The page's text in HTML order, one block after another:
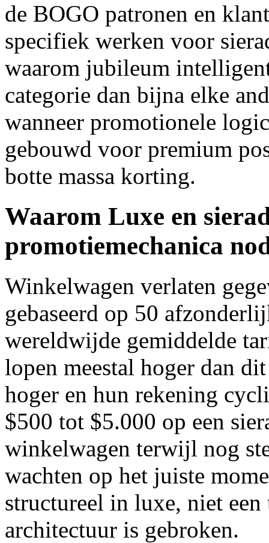
de BOGO patronen en
specifiek werken voor
waarom jubileum
categorie dan bijna elke
wanneer promotionele
gebouwd voor premium
botte massa korting.
Waarom Luxe en
promotiemechanica
Winkelwagen verlaten
gebaseerd op 50
wereldwijde gemiddelde
lopen meestal hoger dan
hoger en hun rekening
$500 tot $5.000 op een
winkelwagen terwijl nog
wachten op het juiste
structureel in luxe, niet
architectuur is gebroken.